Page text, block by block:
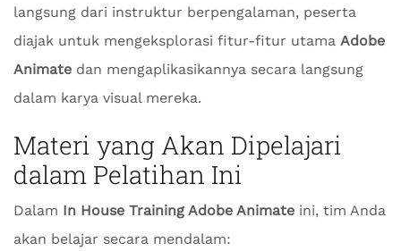
langsung dari instruktur berpengalaman, peserta
diajak untuk mengeksplorasi fitur-fitur utama Adobe
Animate dan mengaplikasikannya secara langsung
dalam karya visual mereka.
Materi yang Akan Dipelajari
dalam Pelatihan Ini
Dalam In House Training Adobe Animate ini, tim Anda
akan belajar secara mendalam: